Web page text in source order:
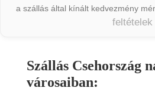
a szállás által kínált kedvezmény
feltételek
Szállás Csehország
városaiban: